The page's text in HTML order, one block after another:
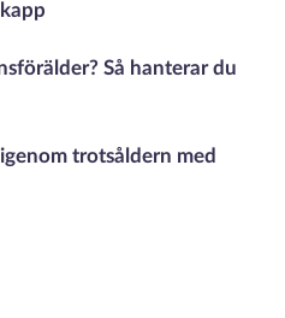
Så hanterar du
trotsåldern med